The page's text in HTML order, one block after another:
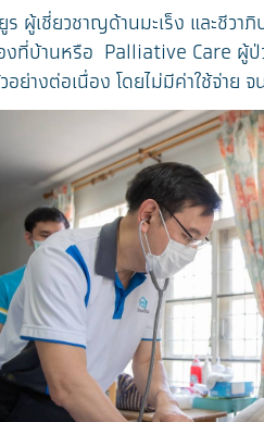
ผู้เชี่ยวชาญด้านมะเร็ง และชีว
ที่บ้านหรือ Palliative Care ผู้ป่
างต่อเนื่อง โดยไม่มีค่าใช้จ่าย